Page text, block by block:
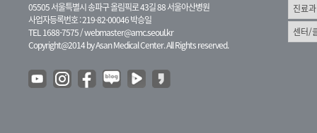
05505 서울특별시 송파구 올림픽로 43길 88 서울아산병원
사업자등록번호 : 219-82-00046 박승일
TEL 1688-7575 /webmaster@amc.seoul.kr
Copyright@2014 by Asan Medical Center. All Rights reserved.